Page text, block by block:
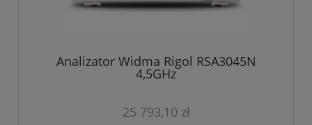
Analizator Widma Rigol RSA3045N
4,5GHz
25 793,10 zł